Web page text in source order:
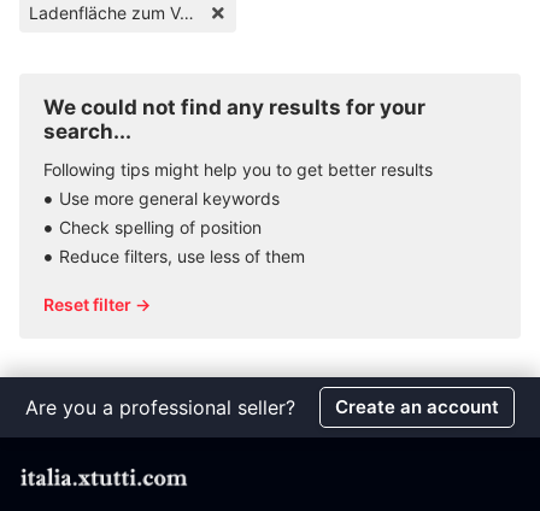
Ladenfläche zum Verkauf/Miete
We could not find any results for your
search...
Following tips might help you to get better results
Use more general keywords
Check spelling of position
Reduce filters, use less of them
Reset filter →
Are you a professional seller? Create an account